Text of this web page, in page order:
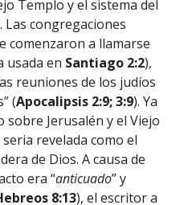
Templo y el sistema del
Las congregaciones
comenzaron a llamarse
usada en Santiago 2:2),
reuniones de los judíos
(Apocalipsis 2:9; 3:9). Ya
sobre Jerusalén y el Viejo
revelada como el
de Dios. A causa de
era “anticuado” y
8:13), el escritor a